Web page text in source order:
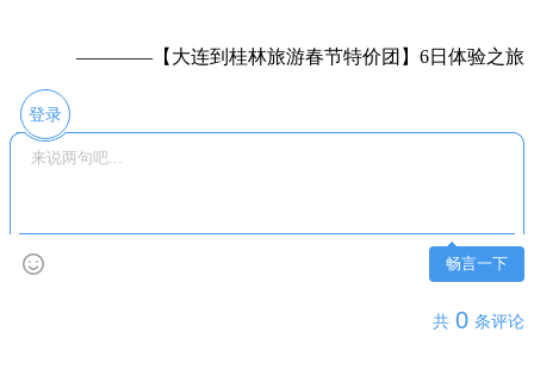
————【大连到桂林旅游春节特价团】6日体验之旅
登录
畅言一下
共 0 条评论